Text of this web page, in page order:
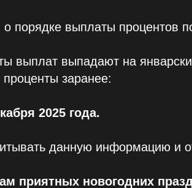
порядке выплаты процентов
выплат выпадают на
проценты заранее:
2025 года.
данную информацию и
приятных новогодних